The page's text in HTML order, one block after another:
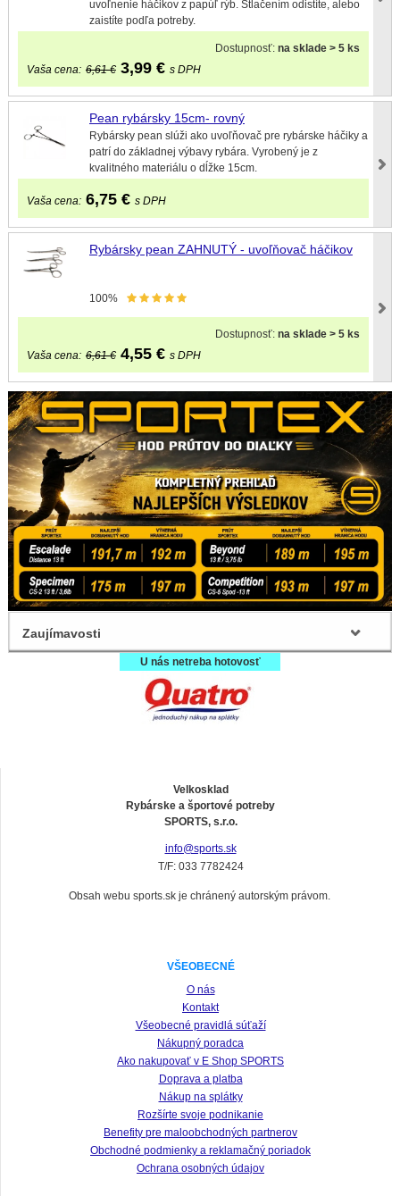
uvoľnenie háčikov z papúľ rýb. Stlačením odistíte, alebo
zaistíte podľa potreby.
Dostupnosť:na sklade > 5 ks
Vaša cena: 6,61 € 3,99 € s DPH
Pean rybársky 15cm- rovný
Rybársky pean slúži ako uvoľňovač pre rybárske háčiky a
patrí do základnej výbavy rybára. Vyrobený je z
kvalitného materiálu o dĺžke 15cm.
Vaša cena: 6,75 € s DPH
Rybársky pean ZAHNUTÝ - uvoľňovač háčikov
100%
Dostupnosť:na sklade > 5 ks
Vaša cena: 6,61 € 4,55 € s DPH
Zaujímavosti
U nás netreba hotovosť
Velkosklad
Rybárske a športové potreby
SPORTS, s.r.o.
info@sports.sk
T/F: 033 7782424
Obsah webu sports.sk je chránený autorským právom.
VŠEOBECNÉ
O nás
Kontakt
Všeobecné pravidlá súťaží
Nákupný poradca
Ako nakupovať v E Shop SPORTS
Doprava a platba
Nákup na splátky
Rozšírte svoje podnikanie
Benefity pre maloobchodných partnerov
Obchodné podmienky a reklamačný poriadok
Ochrana osobných údajov